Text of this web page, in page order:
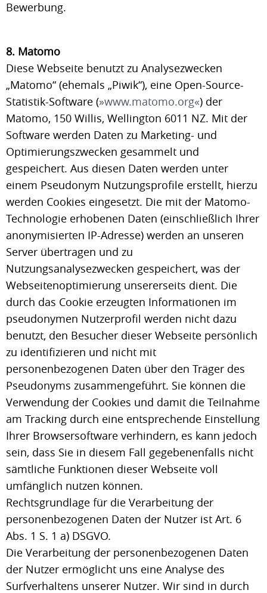
Bewerbung.
8. Matomo
Diese Webseite benutzt zu Analysezwecken
„Matomo“ (ehemals „Piwik“), eine Open-Source-
Statistik-Software ( www.matomo.org ) der
Matomo, 150 Willis, Wellington 6011 NZ. Mit der
Software werden Daten zu Marketing- und
Optimierungszwecken gesammelt und
gespeichert. Aus diesen Daten werden unter
einem Pseudonym Nutzungsprofile erstellt, hierzu
werden Cookies eingesetzt. Die mit der Matomo-
Technologie erhobenen Daten (einschließlich Ihrer
anonymisierten IP-Adresse) werden an unseren
Server übertragen und zu
Nutzungsanalysezwecken gespeichert, was der
Webseitenoptimierung unsererseits dient. Die
durch das Cookie erzeugten Informationen im
pseudonymen Nutzerprofil werden nicht dazu
benutzt, den Besucher dieser Webseite persönlich
zu identifizieren und nicht mit
personenbezogenen Daten über den Träger des
Pseudonyms zusammengeführt. Sie können die
Verwendung der Cookies und damit die Teilnahme
am Tracking durch eine entsprechende Einstellung
Ihrer Browsersoftware verhindern, es kann jedoch
sein, dass Sie in diesem Fall gegebenenfalls nicht
sämtliche Funktionen dieser Webseite voll
umfänglich nutzen können.
Rechtsgrundlage für die Verarbeitung der
personenbezogenen Daten der Nutzer ist Art. 6
Abs. 1 S. 1 a) DSGVO.
Die Verarbeitung der personenbezogenen Daten
der Nutzer ermöglicht uns eine Analyse des
Surfverhaltens unserer Nutzer. Wir sind in durch